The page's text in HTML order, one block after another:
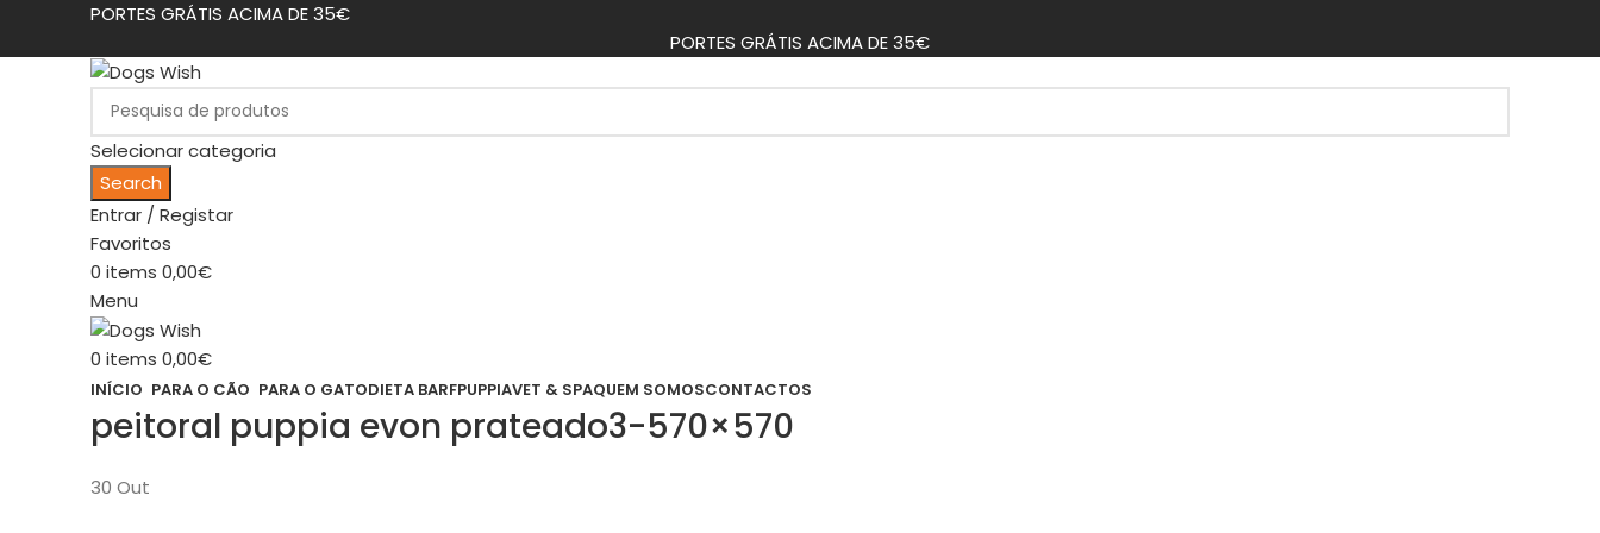
PORTES GRÁTIS ACIMA DE 35€
PORTES GRÁTIS ACIMA DE 35€
Selecionar categoria
Search
Entrar / Registar
Favoritos
0 items 0,00€
Menu
0 items 0,00€
INÍCIO PARA O CÃO PARA O GATODIETA BARFPUPPIAVET & SPAQUEM SOMOSCONTACTOS
peitoral puppia evon prateado3-570×570
30 Out